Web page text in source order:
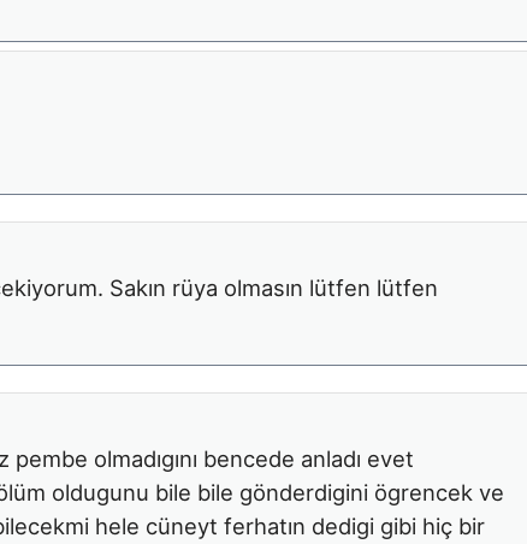
Sakın rüya olmasın lütfen lütfen
olmadıgını bencede anladı evet
oldugunu bile bile gönderdigini ögrencek ve
hele cüneyt ferhatın dedigi gibi hiç bir